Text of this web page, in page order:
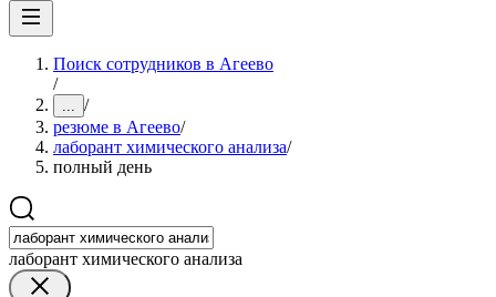
Поиск сотрудников в Агеево
/
... /
резюме в Агеево/
лаборант химического анализа/
полный день
лаборант химического анализа